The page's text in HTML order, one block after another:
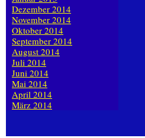
Dezember 2014
November 2014
Oktober 2014
September 2014
August 2014
Juli 2014
Juni 2014
Mai 2014
April 2014
März 2014